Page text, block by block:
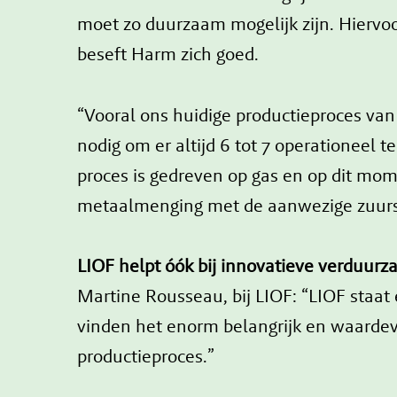
moet zo duurzaam mogelijk zijn.
beseft Harm zich goed.
“Vooral ons huidige productieproces
nodig om er altijd 6 tot 7 operationeel
proces is gedreven op gas en op dit
metaalmenging met de aanwezige
LIOF helpt óók bij innovatieve
Martine Rousseau, bij LIOF: “LIOF
vinden het enorm belangrijk en
productieproces.”